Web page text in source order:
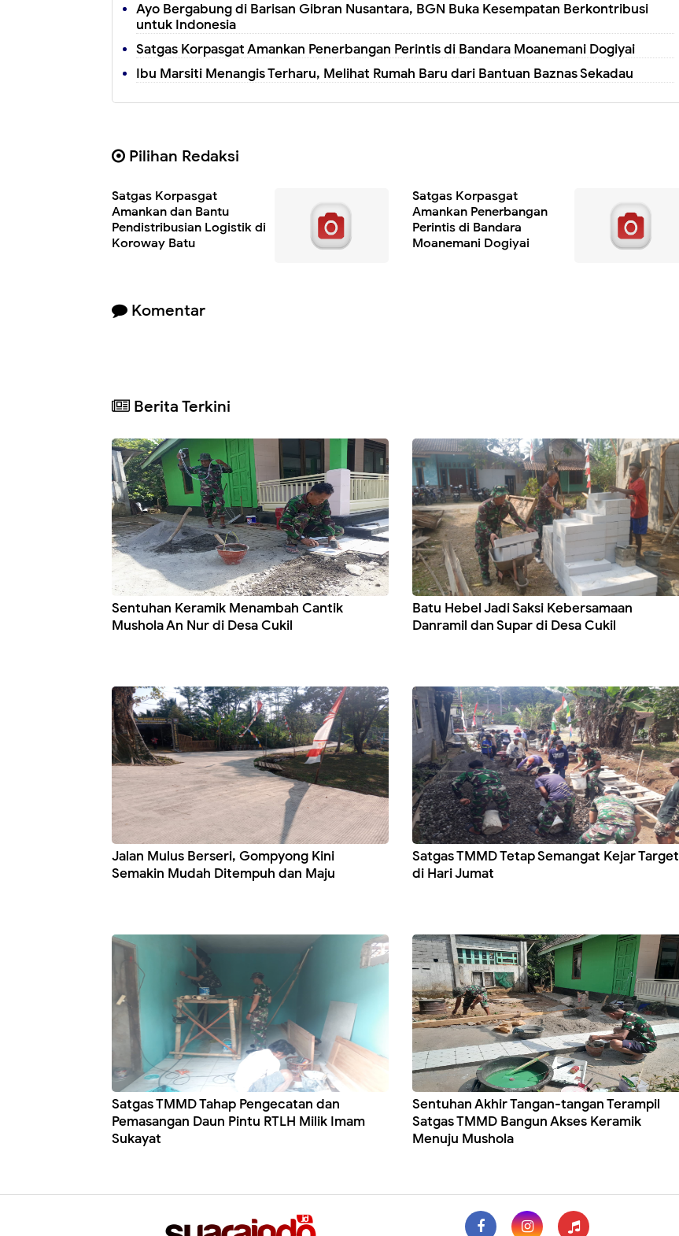
Ayo Bergabung di Barisan Gibran Nusantara, BGN Buka Kesempatan Berkontribusi
untuk Indonesia
Satgas Korpasgat Amankan Penerbangan Perintis di Bandara Moanemani Dogiyai
Ibu Marsiti Menangis Terharu, Melihat Rumah Baru dari Bantuan Baznas Sekadau
Pilihan Redaksi
Satgas Korpasgat
Amankan dan Bantu
Pendistribusian Logistik di
Koroway Batu
Satgas Korpasgat
Amankan Penerbangan
Perintis di Bandara
Moanemani Dogiyai
Komentar
Berita Terkini
Sentuhan Keramik Menambah Cantik
Mushola An Nur di Desa Cukil
Batu Hebel Jadi Saksi Kebersamaan
Danramil dan Supar di Desa Cukil
Jalan Mulus Berseri, Gompyong Kini
Semakin Mudah Ditempuh dan Maju
Satgas TMMD Tetap Semangat Kejar Target
di Hari Jumat
Satgas TMMD Tahap Pengecatan dan
Pemasangan Daun Pintu RTLH Milik Imam
Sukayat
Sentuhan Akhir Tangan-tangan Terampil
Satgas TMMD Bangun Akses Keramik
Menuju Mushola